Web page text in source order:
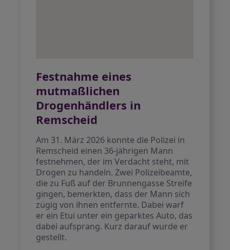
Festnahme eines
mutmaßlichen
Drogenhändlers in
Remscheid
Am 31. März 2026 konnte die Polizei in
Remscheid einen 36-jährigen Mann
festnehmen, der im Verdacht steht, mit
Drogen zu handeln. Zwei Polizeibeamte,
die zu Fuß auf der Brunnengasse Streife
gingen, bemerkten, dass der Mann sich
zügig von ihnen entfernte. Dabei warf
er ein Etui unter ein geparktes Auto, das
dabei aufsprang. Kurz darauf wurde er
gestellt.